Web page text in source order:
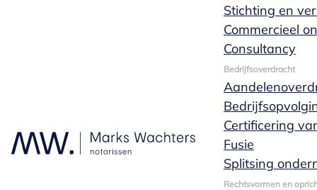
Stichting en
Commercieel
Consultancy
Bedrijfsoverdracht
Certificering
Fusie
Splitsing
Rechtsvormen en
Waar Daniek zich dagelijks mee
werkzaamheden die verband
houden met opzetten van
ondernemingsvormen en
vennootschapsstructuren. Denk